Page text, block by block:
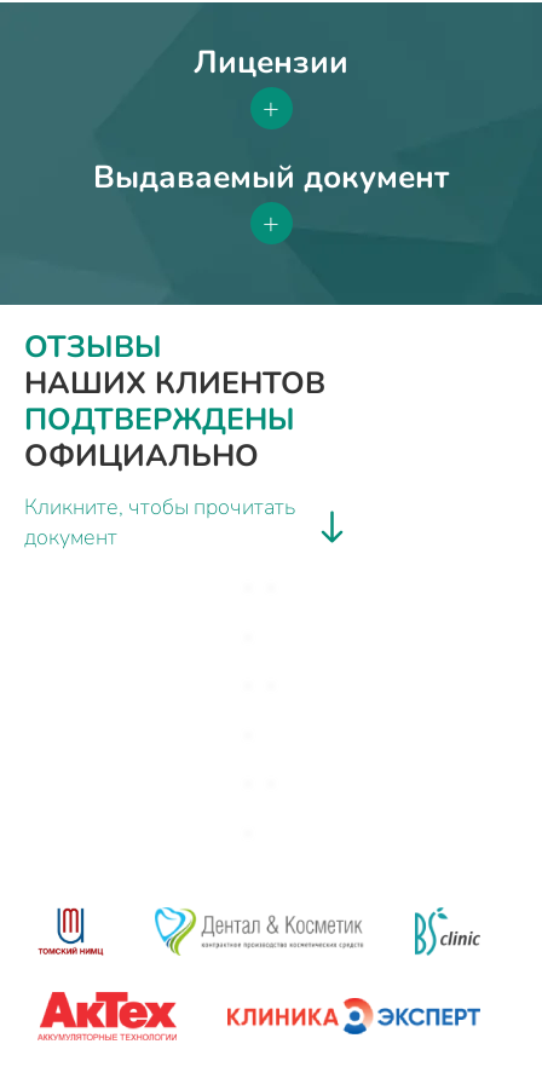
Лицензии
+
Выдаваемый документ
+
ОТЗЫВЫ
НАШИХ КЛИЕНТОВ
ПОДТВЕРЖДЕНЫ
ОФИЦИАЛЬНО
Кликните, чтобы прочитать
документ